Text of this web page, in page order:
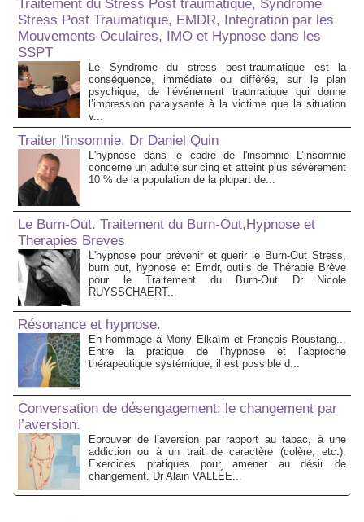
Traitement du Stress Post traumatique, Syndrome
Stress Post Traumatique, EMDR, Integration par les
Mouvements Oculaires, IMO et Hypnose dans les
SSPT
Le Syndrome du stress post-traumatique est la
conséquence, immédiate ou différée, sur le plan
psychique, de l’événement traumatique qui donne
l’impression paralysante à la victime que la situation
v...
Traiter l'insomnie. Dr Daniel Quin
L'hypnose dans le cadre de l'insomnie L’insomnie
concerne un adulte sur cinq et atteint plus sévèrement
10 % de la population de la plupart de...
Le Burn-Out. Traitement du Burn-Out,Hypnose et
Therapies Breves
L'hypnose pour prévenir et guérir le Burn-Out Stress,
burn out, hypnose et Emdr, outils de Thérapie Brève
pour le Traitement du Burn-Out Dr Nicole
RUYSSCHAERT...
Résonance et hypnose.
En hommage à Mony Elkaïm et François Roustang...
Entre la pratique de l’hypnose et l’approche
thérapeutique systémique, il est possible d...
Conversation de désengagement: le changement par
l’aversion.
Eprouver de l’aversion par rapport au tabac, à une
addiction ou à un trait de caractère (colère, etc.).
Exercices pratiques pour amener au désir de
changement. Dr Alain VALLÉE...